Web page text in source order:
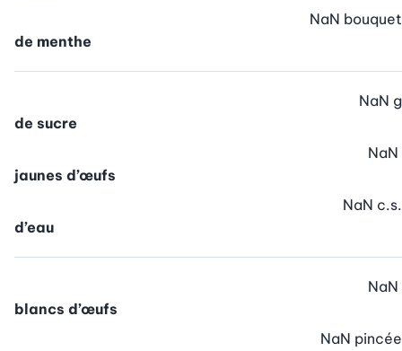
de menthe
NaN bouquet
de sucre
NaN g
jaunes d’œufs
NaN
d’eau
NaN c.s.
blancs d’œufs
NaN
NaN pincée